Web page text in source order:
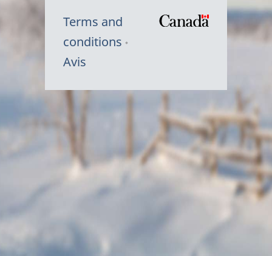
Terms and
conditions
Avis
Symbole
Canada